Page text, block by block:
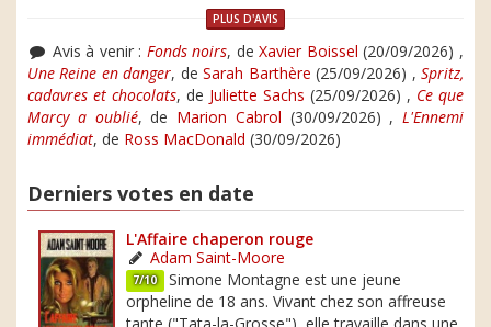
PLUS D'AVIS
Avis à venir : Fonds noirs, deXavier Boissel (20/09/2026) ,
Une Reine en danger, deSarah Barthère (25/09/2026) ,Spritz,
cadavres et chocolats, de Juliette Sachs (25/09/2026) , Ce que
Marcy a oublié, de Marion Cabrol (30/09/2026) , L'Ennemi
immédiat, de Ross MacDonald (30/09/2026)
Derniers votes en date
L'Affaire chaperon rouge
Adam Saint-Moore
7/10 Simone Montagne est une jeune
orpheline de 18 ans. Vivant chez son affreuse
tante ("Tata-la-Grosse"), elle travaille dans une